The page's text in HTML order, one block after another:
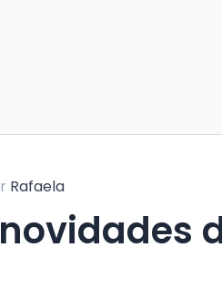
Rafaela